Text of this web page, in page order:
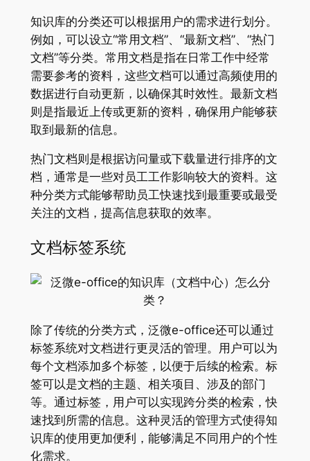
知识库的分类还可以根据用户的需求进行划分。
例如，可以设立“常用文档”、“最新文档”、“热门
文档”等分类。常用文档是指在日常工作中经常
需要参考的资料，这些文档可以通过高频使用的
数据进行自动更新，以确保其时效性。最新文档
则是指最近上传或更新的资料，确保用户能够获
取到最新的信息。
热门文档则是根据访问量或下载量进行排序的文
档，通常是一些对员工工作影响较大的资料。这
种分类方式能够帮助员工快速找到最重要或最受
关注的文档，提高信息获取的效率。
文档标签系统
除了传统的分类方式，泛微e-office还可以通过
标签系统对文档进行更灵活的管理。用户可以为
每个文档添加多个标签，以便于后续的检索。标
签可以是文档的主题、相关项目、涉及的部门
等。通过标签，用户可以实现跨分类的检索，快
速找到所需的信息。这种灵活的管理方式使得知
识库的使用更加便利，能够满足不同用户的个性
化需求。